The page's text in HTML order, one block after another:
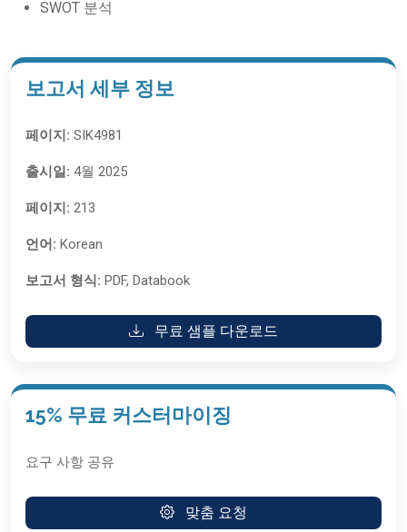
SWOT 분석
보고서 세부 정보
페이지: SIK4981
출시일: 4월 2025
페이지: 213
언어: Korean
보고서 형식: PDF, Databook
무료 샘플 다운로드
15% 무료 커스터마이징
요구 사항 공유
맞춤 요청